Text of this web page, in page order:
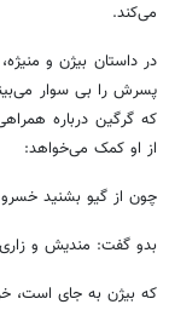
می‌کند.
در داستان بیژن و
پسرش را بی سوار
که گرگین درباره
از او کمک می‌خواهد:
چون از گیو بشنید
بدو گفت: مندیش و
که بیژن به جای است،